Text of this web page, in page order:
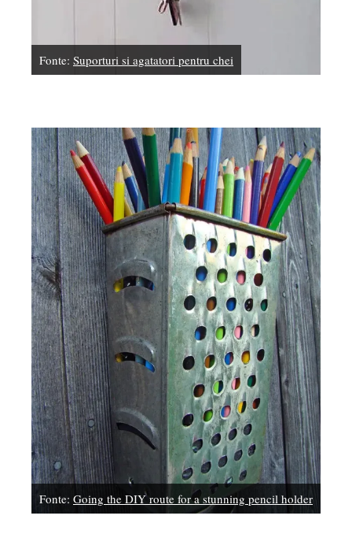
Fonte: Suporturi si agatatori pentru chei
Fonte: Going the DIY route for a stunning pencil holder